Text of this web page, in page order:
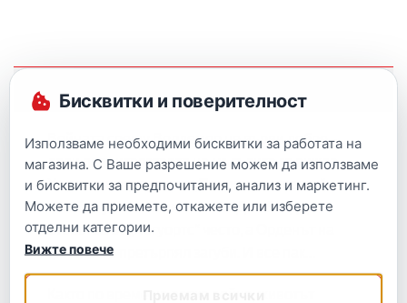
Описание
Войната срещу Волдемор не върви добре –
дори правителството на мъгълите го вижда.
Хърмаяни прелиства „Пророчески вести“,
четейки ужасяващи новини. Дъмбълдор
отсъства от „Хогуортс“ често, а Орденът на
феникса е претърпял загуби. И все пак…
Бисквитки и поверителност
Използваме необходими бисквитки за работата на
магазина. С Ваше разрешение можем да използваме
и бисквитки за предпочитания, анализ и маркетинг.
Можете да приемете, откажете или изберете
отделни категории.
Вижте повече